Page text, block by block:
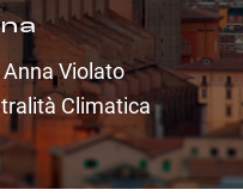
Anna Violato
Climatica